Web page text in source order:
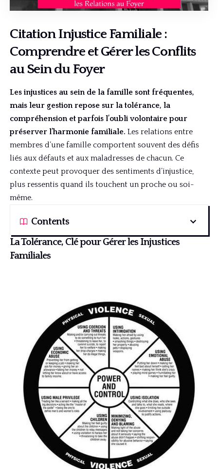
Citation Injustice Familiale :
Comprendre et Gérer les Conflits
au Sein du Foyer
Les injustices au sein de la famille sont fréquentes,
mais leur gestion repose sur la tolérance, la
compréhension et parfois l’oubli volontaire pour
préserver l’harmonie familiale. Les relations entre
membres d’une famille comportent souvent des défis
liés aux défauts et aux maladresses de chacun. Ce
contexte peut provoquer des sentiments d’injustice,
plus ressentis quand ils touchent un proche ou soi-
même.
Contents
La Tolérance, Clé pour Gérer les Injustices
Familiales